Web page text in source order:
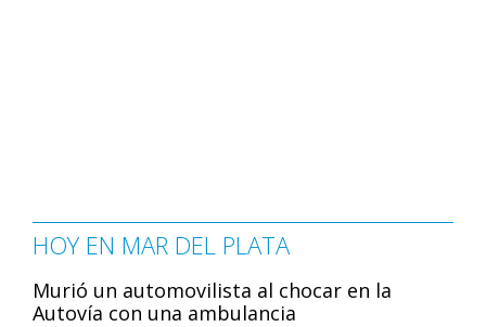
HOY EN MAR DEL PLATA
Murió un automovilista al chocar en la
Autovía con una ambulancia